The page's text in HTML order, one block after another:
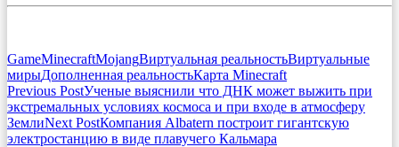
GameMinecraftMojangВиртуальная реальностьВиртуальные
мирыДополненная реальностьКарта Minecraft
Post
navigation
Previous PostУченые выяснили что ДНК может выжить при
экстремальных условиях космоса и при входе в атмосферу
ЗемлиNext PostКомпания Albatern построит гигантскую
электростанцию в виде плавучего Кальмара